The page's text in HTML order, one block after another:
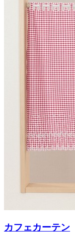
カフェカーテン